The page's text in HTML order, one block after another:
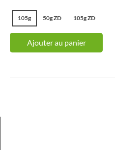
105g 50g ZD 105g ZD
Ajouter au panier